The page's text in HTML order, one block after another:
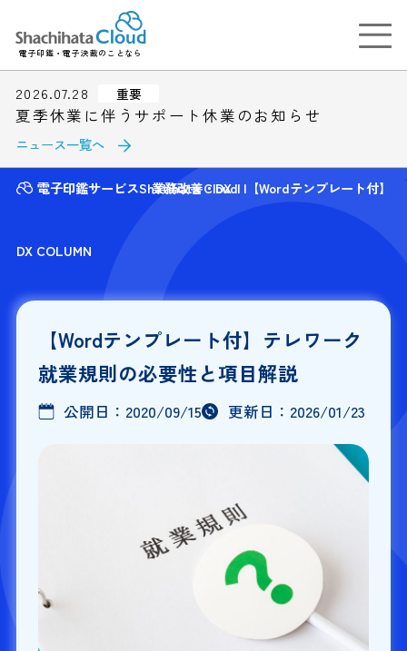
電子印鑑・電子決裁のことなら
2026.07.28 重要
夏季休業に伴うサポート休業のお知らせ
ニュース一覧へ
電子印鑑サービスShatihata Cloud
業務改善・DX 【Wordテンプレート付】
DX COLUMN
【Wordテンプレート付】テレワーク
就業規則の必要性と項目解説
公開日： 2020/09/15 更新日： 2026/01/23